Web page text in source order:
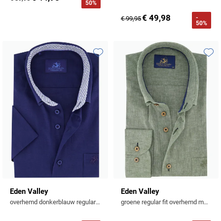
50%
€ 99,95€ 49,98
-
50%
Eden Valley
overhemd donkerblauw regular fit borstzak
Toevoegen aan favorieten
Eden Valley
groene regular fit overhemd met borstzak linnen